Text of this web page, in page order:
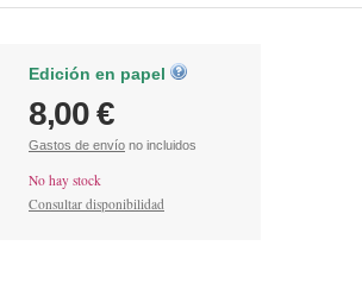
Edición en papel
8,00 €
Gastos de envío no incluidos
No hay stock
Consultar disponibilidad